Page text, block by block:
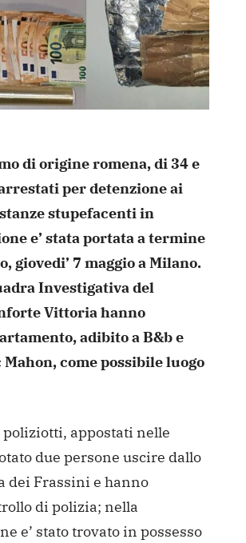
di origine romena,di 34 e
per detenzione ai
stupefacenti in
e’ stata portata a termine
giovedi’ 7 maggio a Milano.
Investigativa del
Vittoria hanno
adibito a B&b e
comepossibile luogo
appostati nelle
due persone uscire dallo
dei Frassini e hanno
di polizia; nella
e’ stato trovato in possesso